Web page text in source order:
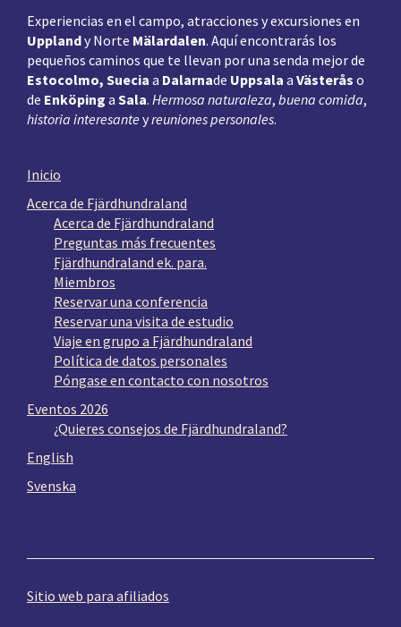
Experiencias en el campo, atracciones y excursiones en
Upplandy Norte Mälardalen. Aquí encontrarás los
pequeños caminos que te llevan por una senda mejor de
Estocolmo, Suecia a Dalarnade Uppsala a Västerås o
de Enköping a Sala. Hermosa naturaleza, buena comida,
historia interesante yreuniones personales.
Inicio
Acerca de Fjärdhundraland
Acerca de Fjärdhundraland
Preguntas más frecuentes
Fjärdhundraland ek. para.
Miembros
Reservar una conferencia
Reservar una visita de estudio
Viaje en grupo a Fjärdhundraland
Política de datos personales
Póngase en contacto con nosotros
Eventos 2026
¿Quieres consejos de Fjärdhundraland?
English
Svenska
Sitio web para afiliados